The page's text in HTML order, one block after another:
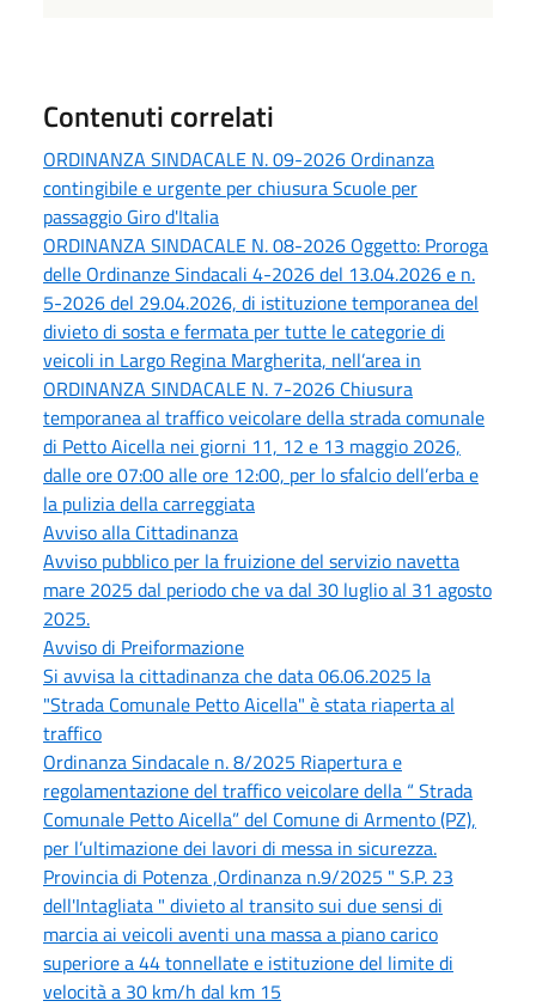
Contenuti correlati
ORDINANZA SINDACALE N. 09-2026 Ordinanza
contingibile e urgente per chiusura Scuole per
passaggio Giro d'Italia
ORDINANZA SINDACALE N. 08-2026 Oggetto: Proroga
delle Ordinanze Sindacali 4-2026 del 13.04.2026 e n.
5-2026 del 29.04.2026, di istituzione temporanea del
divieto di sosta e fermata per tutte le categorie di
veicoli in Largo Regina Margherita, nell’area in
ORDINANZA SINDACALE N. 7-2026 Chiusura
temporanea al traffico veicolare della strada comunale
di Petto Aicella nei giorni 11, 12 e 13 maggio 2026,
dalle ore 07:00 alle ore 12:00, per lo sfalcio dell’erba e
la pulizia della carreggiata
Avviso alla Cittadinanza
Avviso pubblico per la fruizione del servizio navetta
mare 2025 dal periodo che va dal 30 luglio al 31 agosto
2025.
Avviso di Preiformazione
Si avvisa la cittadinanza che data 06.06.2025 la
"Strada Comunale Petto Aicella" è stata riaperta al
traffico
Ordinanza Sindacale n. 8/2025 Riapertura e
regolamentazione del traffico veicolare della “ Strada
Comunale Petto Aicella” del Comune di Armento (PZ),
per l’ultimazione dei lavori di messa in sicurezza.
Provincia di Potenza ,Ordinanza n.9/2025 " S.P. 23
dell'Intagliata " divieto al transito sui due sensi di
marcia ai veicoli aventi una massa a piano carico
superiore a 44 tonnellate e istituzione del limite di
velocità a 30 km/h dal km 15